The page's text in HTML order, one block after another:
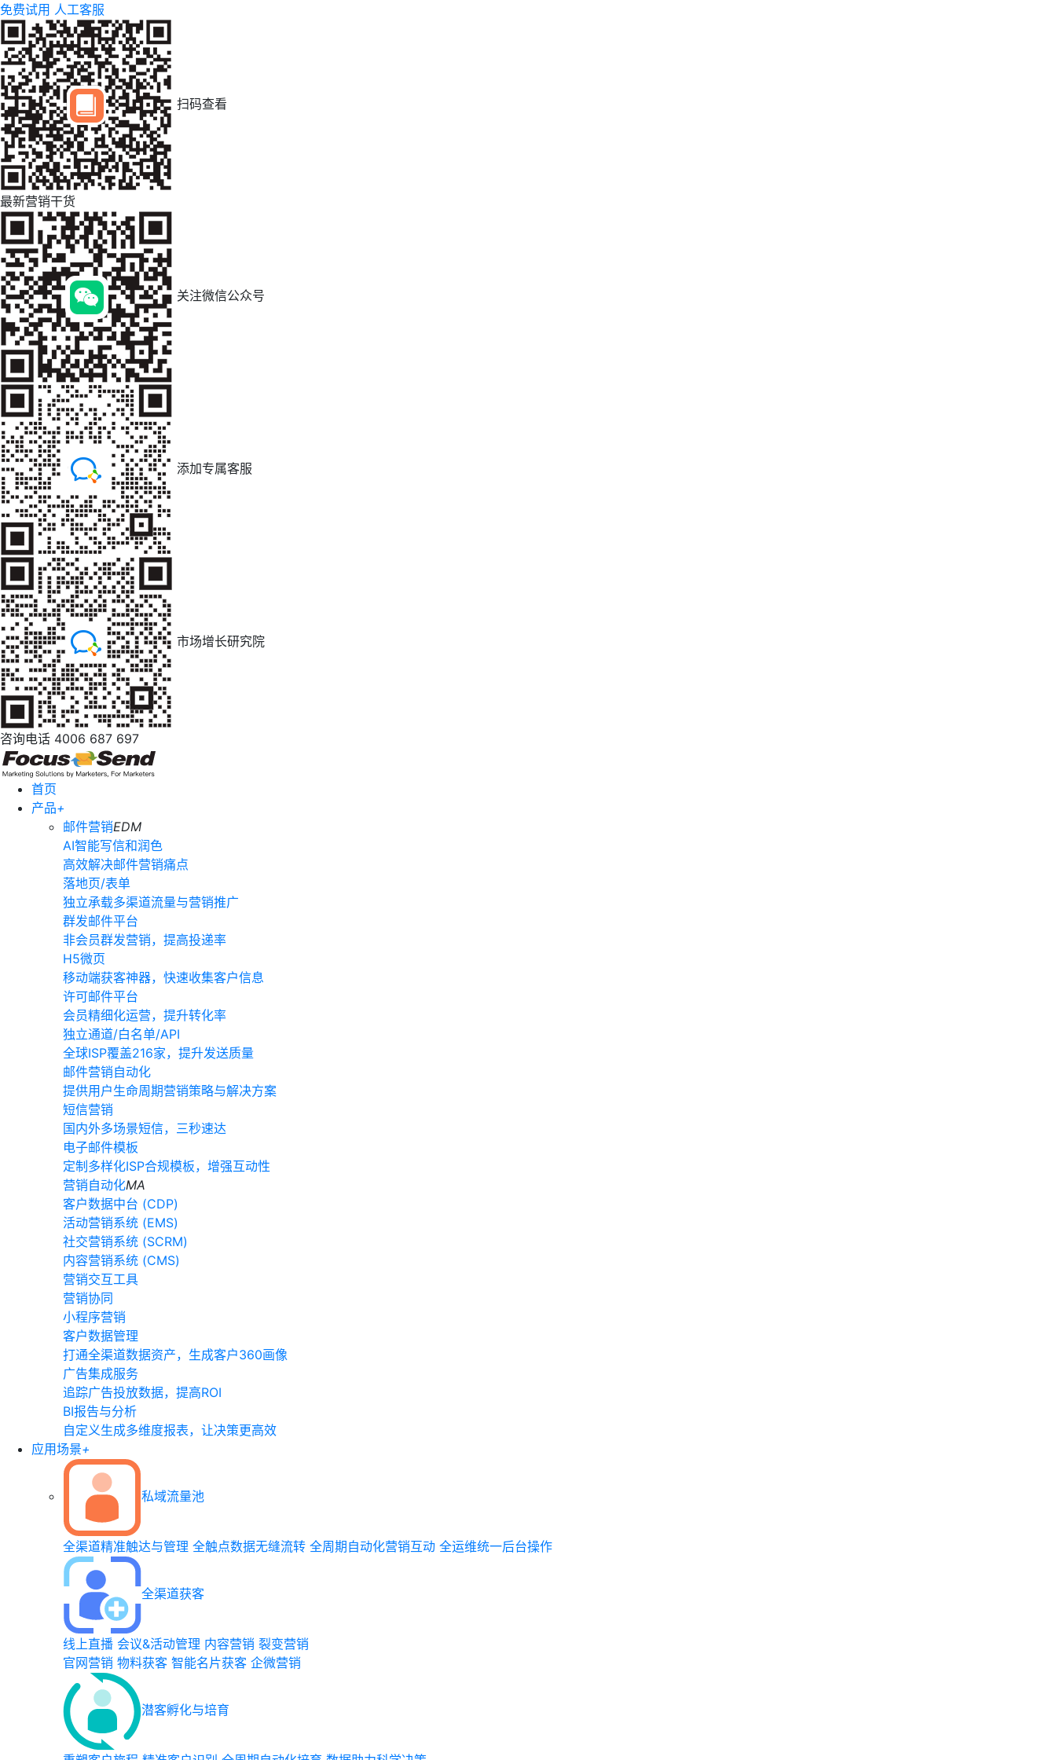
免费试用 人工客服
扫码查看
最新营销干货
关注微信公众号
添加专属客服
市场增长研究院
咨询电话 4006 687 697
首页
产品+
邮件营销EDM
AI智能写信和润色
高效解决邮件营销痛点
落地页/表单
独立承载多渠道流量与营销推广
群发邮件平台
非会员群发营销，提高投递率
H5微页
移动端获客神器，快速收集客户信息
许可邮件平台
会员精细化运营，提升转化率
独立通道/白名单/API
全球ISP覆盖216家，提升发送质量
邮件营销自动化
提供用户生命周期营销策略与解决方案
短信营销
国内外多场景短信，三秒速达
电子邮件模板
定制多样化ISP合规模板，增强互动性
营销自动化MA
客户数据中台 (CDP)
活动营销系统 (EMS)
社交营销系统 (SCRM)
内容营销系统 (CMS)
营销交互工具
营销协同
小程序营销
客户数据管理
打通全渠道数据资产，生成客户360画像
广告集成服务
追踪广告投放数据，提高ROI
BI报告与分析
自定义生成多维度报表，让决策更高效
应用场景+
私域流量池
全渠道精准触达与管理 全触点数据无缝流转 全周期自动化营销互动 全运维统一后台操作
全渠道获客
线上直播 会议&活动管理 内容营销 裂变营销
官网营销 物料获客 智能名片获客 企微营销
潜客孵化与培育